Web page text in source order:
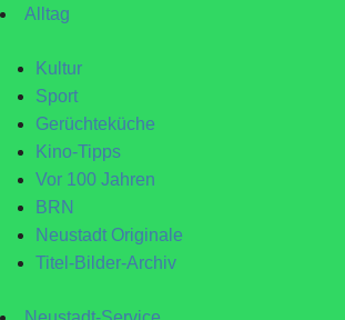
Alltag
Kultur
Sport
Gerüchteküche
Kino-Tipps
Vor 100 Jahren
BRN
Neustadt Originale
Titel-Bilder-Archiv